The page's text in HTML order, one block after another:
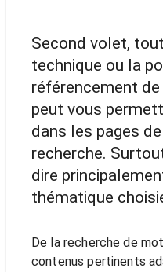
Second volet,
technique ou la
référencement
peut vous
dans les pages
recherche.
dire
thématique
De la recherche de
contenus pertinents